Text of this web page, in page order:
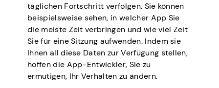
täglichen Fortschritt verfolgen. Sie können
beispielsweise sehen, in welcher App Sie
die meiste Zeit verbringen und wie viel Zeit
Sie für eine Sitzung aufwenden. Indem sie
Ihnen all diese Daten zur Verfügung stellen,
hoffen die App-Entwickler, Sie zu
ermutigen, Ihr Verhalten zu ändern.